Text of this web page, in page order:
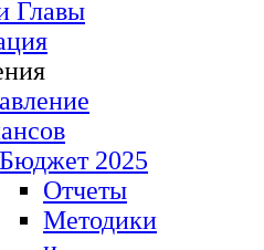
Главы
Бюджет 2025
Отчеты
Методики